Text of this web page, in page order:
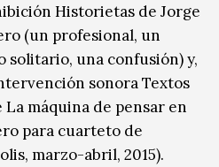
Historietas de Jorge
(un profesional, un
solitario, una confusión) y,
sonora Textos
La máquina de pensar en
para cuarteto de
marzo-abril, 2015).